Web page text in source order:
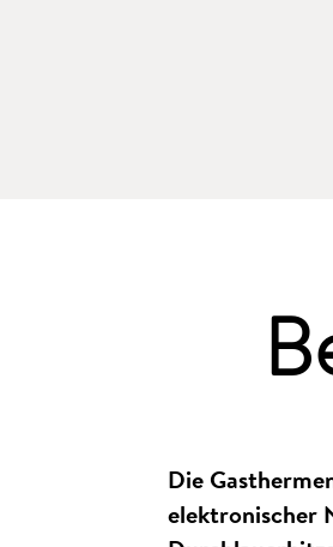
Die
elektronischer